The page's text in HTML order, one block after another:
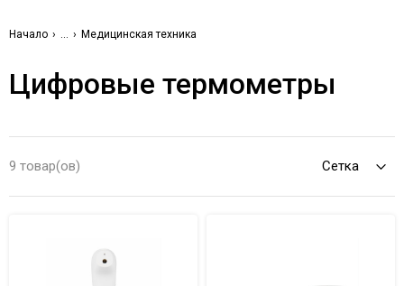
Начало Медицинская техника
Цифровые термометры
9 товар(ов)